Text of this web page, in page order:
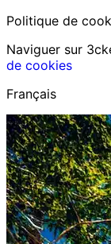
Politique de
Naviguer sur
de cookies
Français